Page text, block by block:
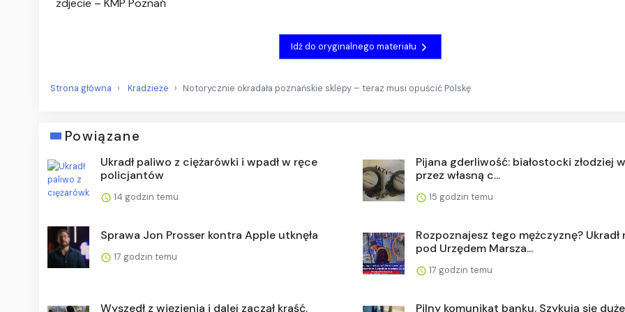
Idź do oryginalnego materiału
Strona główna Kradzieże Notorycznie okradała poznańskie sklepy – teraz musi opuścić Polskę
Powiązane
Ukradł paliwo z ciężarówki i wpadł w ręce
policjantów
14 godzin temu
Pijana gderliwość: białostocki złodziej
przez własną c...
15 godzin temu
Sprawa Jon Prosser kontra Apple utknęła
17 godzin temu
Rozpoznajesz tego mężczyznę? Ukradł
pod Urzędem Marsza...
17 godzin temu
Wyszedł z więzienia i dalej zaczął kraść. Pilny komunikat banku. Szykują się duże